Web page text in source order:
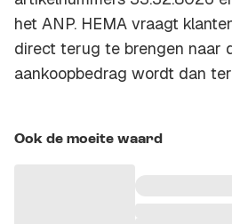
het ANP. HEMA vraagt
direct terug te brengen naar
aankoopbedrag wordt dan
Ook de moeite waard